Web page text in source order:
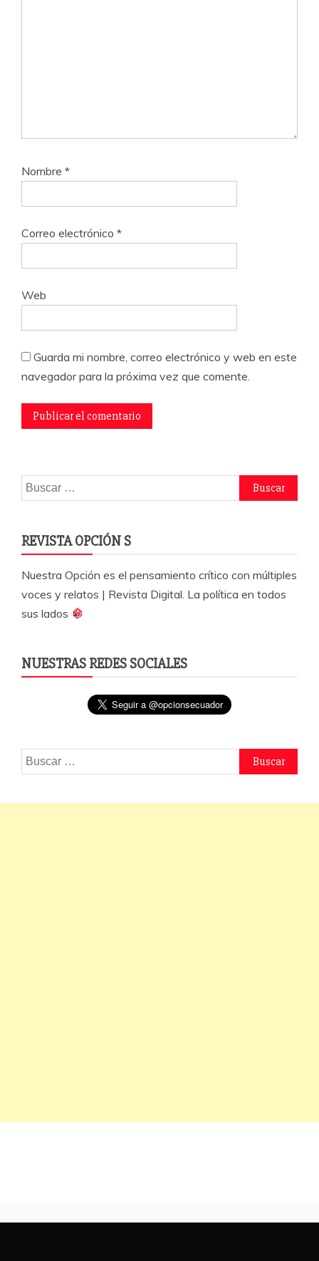
Nombre *
Correo electrónico *
Web
Guarda mi nombre, correo electrónico y web en este
navegador para la próxima vez que comente.
Buscar:
REVISTA OPCIÓN S
Nuestra Opción es el pensamiento crítico con múltiples
voces y relatos | Revista Digital. La política en todos
sus lados
NUESTRAS REDES SOCIALES
Buscar: